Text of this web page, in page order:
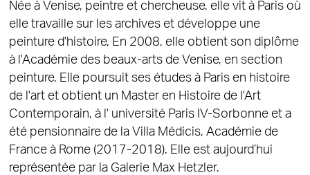
Née à Venise, peintre et chercheuse, elle vit à Paris où
elle travaille sur les archives et développe une
peinture d'histoire, En 2008, elle obtient son diplôme
à l'Académie des beaux-arts de Venise, en section
peinture. Elle poursuit ses études à Paris en histoire
de l'art et obtient un Master en Histoire de l'Art
Contemporain, à l' université Paris IV-Sorbonne et a
été pensionnaire de la Villa Médicis, Académie de
France à Rome (2017-2018). Elle est aujourd’hui
représentée par la Galerie Max Hetzler.